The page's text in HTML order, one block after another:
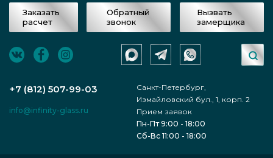
Заказать
расчет
Обратный
звонок
Вызвать
замерщика
+7 (812) 507-99-03
Санкт-Петербург,
Измайловский бул., 1, корп. 2
info@infinity-glass.ru
Прием заявок
Пн-Пт 9:00 - 18:00
Сб-Вс 11:00 - 18:00